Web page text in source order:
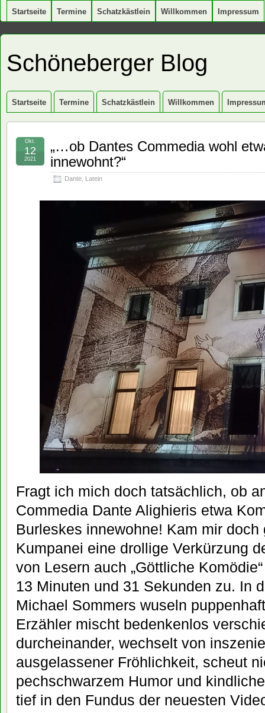
Startseite Termine Schatzkästlein Willkommen Impressum
Schöneberger Blog
Startseite Termine Schatzkästlein Willkommen
„…ob Dantes Commedia wohl
innewohnt?“
Dante Latein
Okt.
12
2021
Fragt ich mich doch tatsächlich, ob
Commedia Dante Alighieris etwa
Burleskes innewohne! Kam mir
Kumpanei eine drollige Verkürzung
von Lesern auch „Göttliche
13 Minuten und 31 Sekunden zu. In
Michael Sommers wuseln
Erzähler mischt bedenkenlos
durcheinander, wechselt von
ausgelassener Fröhlichkeit, scheut
pechschwarzem Humor und
tief in den Fundus der neuesten